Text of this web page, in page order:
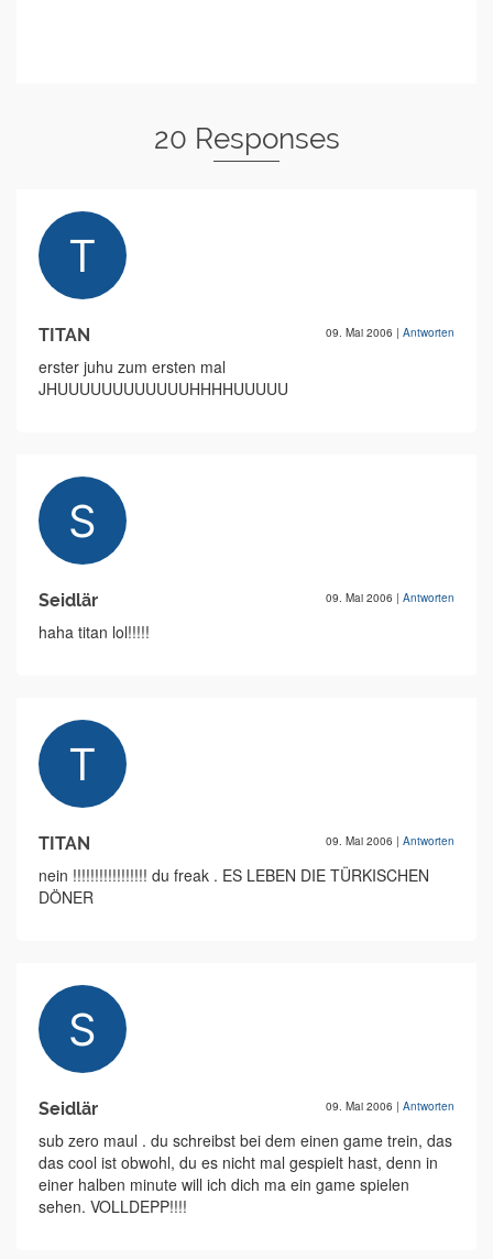
20 Responses
TITAN 09. Mai 2006 | Antworten
erster juhu zum ersten mal
JHUUUUUUUUUUUUHHHHUUUUU
Seidlär 09. Mai 2006 | Antworten
haha titan lol!!!!!
TITAN 09. Mai 2006 | Antworten
nein !!!!!!!!!!!!!!!!! du freak . ES LEBEN DIE TÜRKISCHEN
DÖNER
Seidlär 09. Mai 2006 | Antworten
sub zero maul . du schreibst bei dem einen game trein, das
das cool ist obwohl, du es nicht mal gespielt hast, denn in
einer halben minute will ich dich ma ein game spielen
sehen. VOLLDEPP!!!!